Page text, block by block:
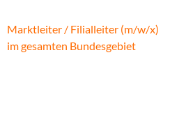
Marktleiter / Filialleiter (m/w/x)
im gesamten Bundesgebiet